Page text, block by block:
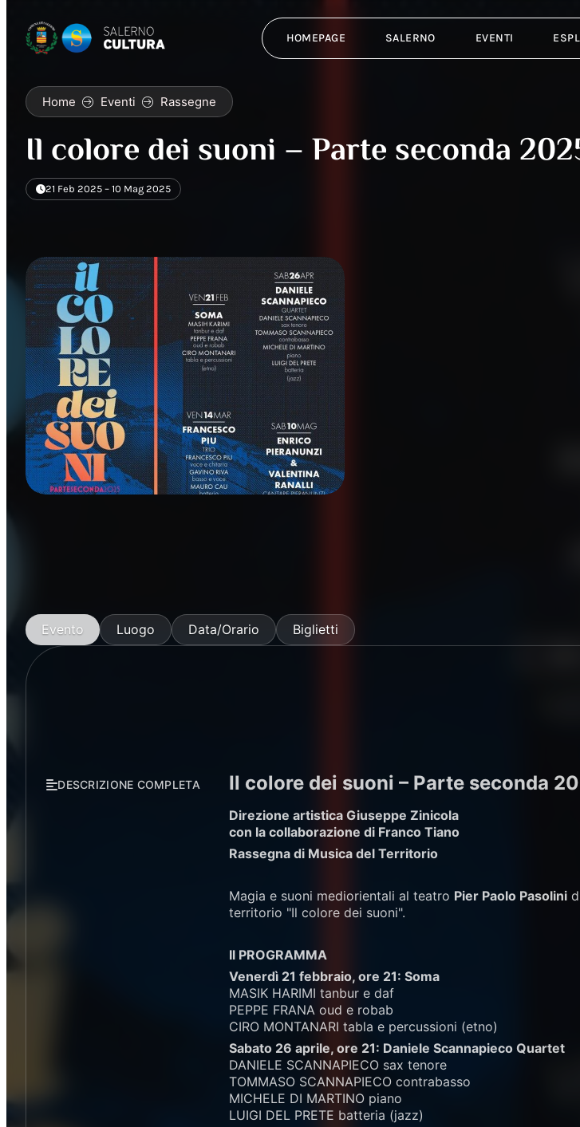
HOMEPAGE SALERNO EVENTI
Home Eventi Rassegne
Il colore dei suoni – Parte seconda
21 Feb 2025 – 10 Mag 2025
Evento Luogo Data/Orario Biglietti
DESCRIZIONE COMPLETA Il colore dei suoni – Parte seconda
Direzione artistica Giuseppe Zinicola
con la collaborazione di Franco Tiano
Rassegna di Musica del Territorio
Magia e suoni mediorientali al teatro Pier Paolo Pasolini
territorio "Il colore dei suoni".
Il PROGRAMMA
Venerdì 21 febbraio, ore 21: Soma
MASIK HARIMI tanbur e daf
PEPPE FRANA oud e robab
CIRO MONTANARI tabla e percussioni (etno)
Sabato 26 aprile, ore 21: Daniele Scannapieco Quartet
DANIELE SCANNAPIECO sax tenore
TOMMASO SCANNAPIECO contrabasso
MICHELE DI MARTINO piano
LUIGI DEL PRETE batteria (jazz)